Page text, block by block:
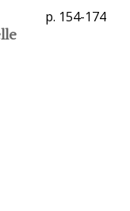
p. 154-174